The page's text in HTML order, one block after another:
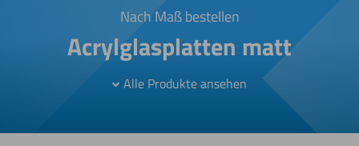
Acrylglasplatten matt
Nach Maß bestellen
Alle Produkte ansehen